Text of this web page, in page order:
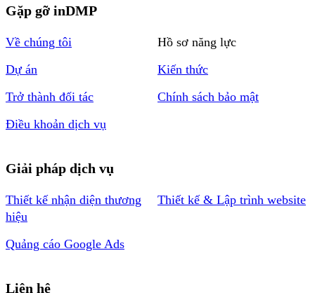
Gặp gỡ inDMP
Về chúng tôi
Hồ sơ năng lực
Dự án
Kiến thức
Trở thành đối tác
Chính sách bảo mật
Điều khoản dịch vụ
Giải pháp dịch vụ
Thiết kế nhận diện thương
hiệu
Thiết kế & Lập trình website
Quảng cáo Google Ads
Liên hệ